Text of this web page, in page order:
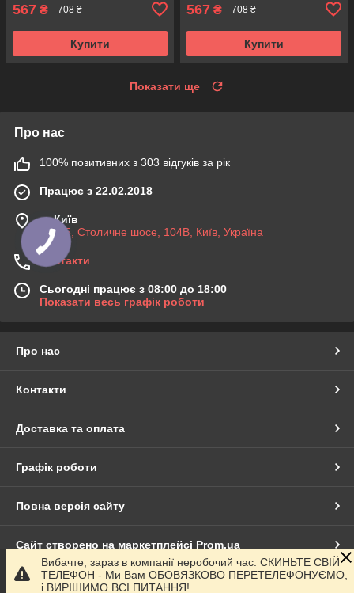
567 ₴ 708 ₴
Купити
567 ₴ 708 ₴
Купити
Показати ще
Про нас
100% позитивних з 303 відгуків за рік
Працює з 22.02.2018
м. Київ
03045, Столичне шосе, 104B, Київ, Україна
Контакти
Сьогодні працює з 08:00 до 18:00
Показати весь графік роботи
Про нас
Контакти
Доставка та оплата
Графік роботи
Повна версія сайту
Сайт створено на маркетплейсі Prom.ua
Політика конфіденційності
Вибачте, зараз в компанії неробочий час. СКИНЬТЕ СВІЙ
ТЕЛЕФОН - Ми Вам ОБОВЯЗКОВО ПЕРЕТЕЛЕФОНУЄМО,
і ВИРІШИМО ВСІ ПИТАННЯ!